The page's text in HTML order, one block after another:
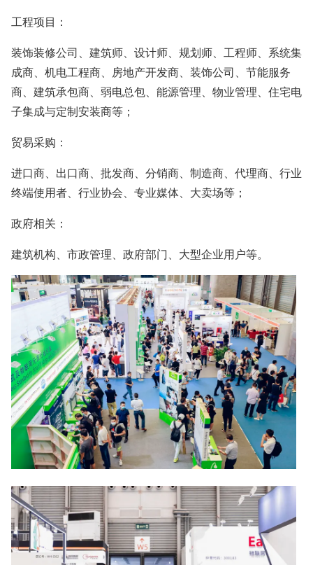
工程项目：
装饰装修公司、建筑师、设计师、规划师、工程师、系统集
成商、机电工程商、房地产开发商、装饰公司、节能服务
商、建筑承包商、弱电总包、能源管理、物业管理、住宅电
子集成与定制安装商等；
贸易采购：
进口商、出口商、批发商、分销商、制造商、代理商、行业
终端使用者、行业协会、专业媒体、大卖场等；
政府相关：
建筑机构、市政管理、政府部门、大型企业用户等。